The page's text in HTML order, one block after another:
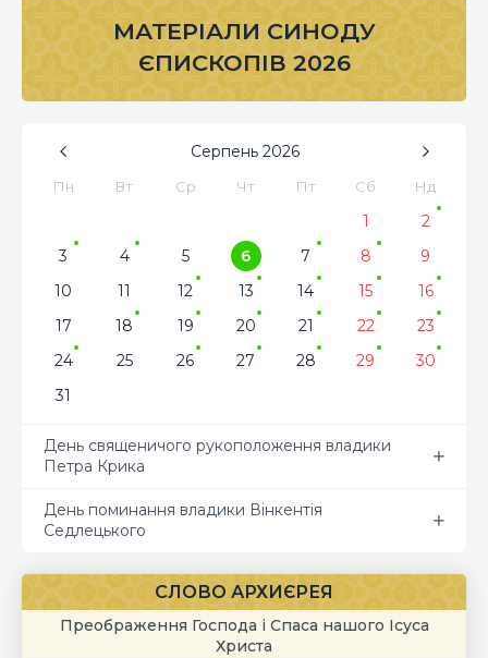
МАТЕРІАЛИ СИНОДУ
ЄПИСКОПІВ 2026
Серпень 2026
Пн Вт Ср Чт Пт Сб Нд
1
2
3
4 5 6 7 8
9
10
11 12 13 14 15
16
17
18 19 20 21 22
23
24
25 26 27 28 29
30
31
День священичого рукоположення владики
Петра Крика
День поминання владики Вінкентія
Седлецького
СЛОВО АРХИЄРЕЯ
Преображення Господа і Спаса нашого Ісуса
Христа